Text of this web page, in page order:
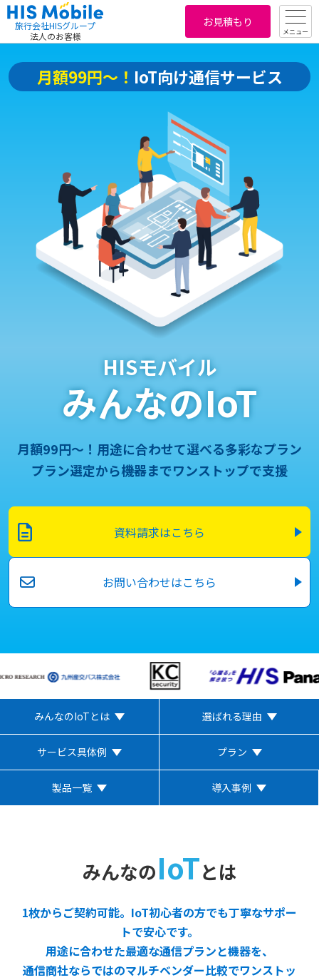
旅行会社HISグループ
法人のお客様
お見積もり
メニュー
月額99円～！ IoT向け通信サービス
HISモバイル
みんなのIoT
月額99円～！用途に合わせて選べる多彩なプラン
プラン選定から機器までワンストップで支援
資料請求はこちら
お問い合わせはこちら
みんなのIoTとは 選ばれる理由
サービス具体例 プラン
製品一覧 導入事例
みんなのIoTとは
1枚からご契約可能。IoT初心者の方でも丁寧なサポー
トで安心です。
用途に合わせた最適な通信プランと機器を、
通信商社ならではのマルチベンダー比較でワンストッ